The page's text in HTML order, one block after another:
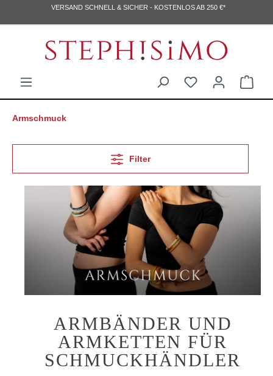
VERSAND SCHNELL & SICHER - KOSTENLOS AB 250 €*
MO-DO 8:30 -17:30 UHR, FR 8:30 - 14:00 UHR
Armschmuck
Filter
ARMBÄNDER UND
ARMKETTEN FÜR
SCHMUCKHÄNDLER